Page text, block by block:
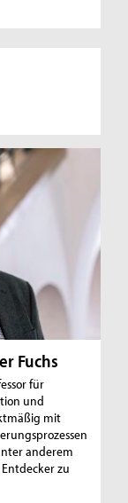
Fuchs
für
und
mit
anderem
zu